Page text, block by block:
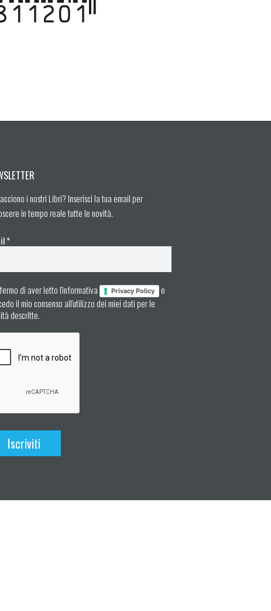
i nostri Libri? Inserisci la tua email per
in tempo reale tutte le novità.
*
di aver letto l'informativa Privacy Policy
e
il mio consenso all'utilizzo dei miei dati per le
descritte.